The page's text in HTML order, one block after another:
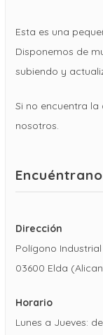
Esta es una
Disponemos de
subiendo y
Si no encuentra
nosotros.
Dirección
Polígono
03600 Elda
Horario
Lunes a Jueves: